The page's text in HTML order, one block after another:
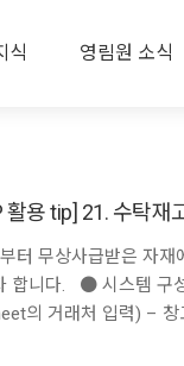
식 영림원 소식
활용 tip] 21. 수탁재
터 무상사급받은 자재
합니다. ● 시스템 구
의 거래처 입력) – 창